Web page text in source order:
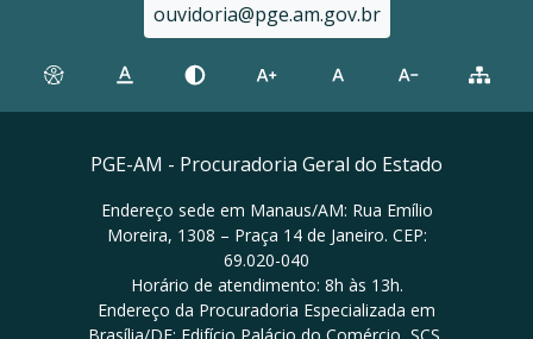
ouvidoria@pge.am.gov.br
PGE-AM - Procuradoria Geral do Estado
Endereço sede em Manaus/AM: Rua Emílio
Moreira, 1308 – Praça 14 de Janeiro. CEP:
69.020-040
Horário de atendimento: 8h às 13h.
Endereço da Procuradoria Especializada em